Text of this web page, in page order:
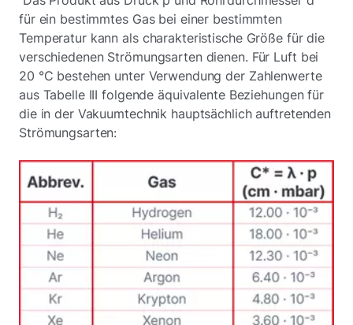
für ein bestimmtes Gas bei einer bestimmten
Temperatur kann als charakteristische Größe für die
verschiedenen Strömungsarten dienen. Für Luft bei
20 °C bestehen unter Verwendung der Zahlenwerte
aus Tabelle III folgende äquivalente Beziehungen für
die in der Vakuumtechnik hauptsächlich auftretenden
Strömungsarten: